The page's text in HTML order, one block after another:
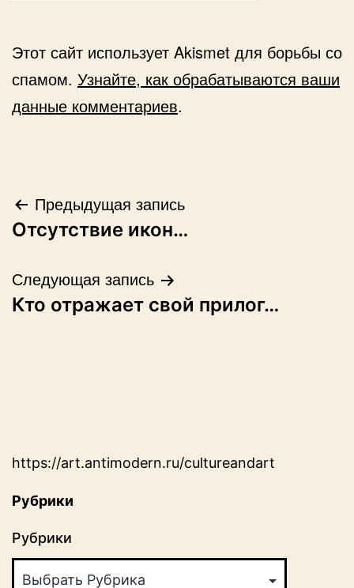
Этот сайт использует Akismet для борьбы со
спамом. Узнайте, как обрабатываются ваши
данные комментариев.
Навигация
по
записям
Предыдущая запись
Отсутствие икон…
Следующая запись
Кто отражает свой прилог…
https://art.antimodern.ru/cultureandart
Рубрики
Рубрики